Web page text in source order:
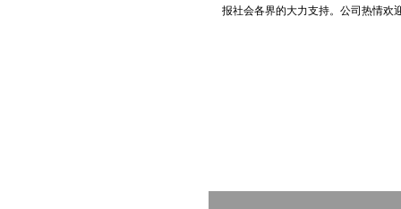
报社会各界的大力支持。公司热情欢